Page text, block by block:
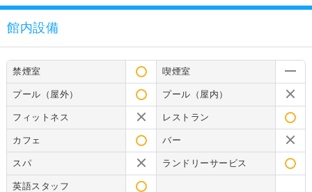
館内設備
禁煙室 喫煙室
プール（屋外） プール（屋内）
フィットネス レストラン
カフェ バー
スパ ランドリーサービス
英語スタッフ